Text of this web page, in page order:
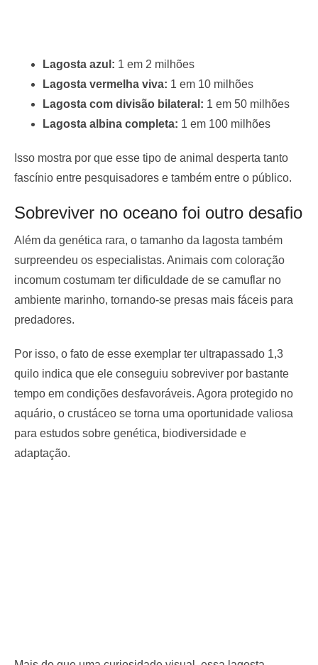
Lagosta azul: 1 em 2 milhões
Lagosta vermelha viva: 1 em 10 milhões
Lagosta com divisão bilateral: 1 em 50 milhões
Lagosta albina completa: 1 em 100 milhões
Isso mostra por que esse tipo de animal desperta tanto
fascínio entre pesquisadores e também entre o público.
Sobreviver no oceano foi outro desafio
Além da genética rara, o tamanho da lagosta também
surpreendeu os especialistas. Animais com coloração
incomum costumam ter dificuldade de se camuflar no
ambiente marinho, tornando-se presas mais fáceis para
predadores.
Por isso, o fato de esse exemplar ter ultrapassado 1,3
quilo indica que ele conseguiu sobreviver por bastante
tempo em condições desfavoráveis. Agora protegido no
aquário, o crustáceo se torna uma oportunidade valiosa
para estudos sobre genética, biodiversidade e
adaptação.